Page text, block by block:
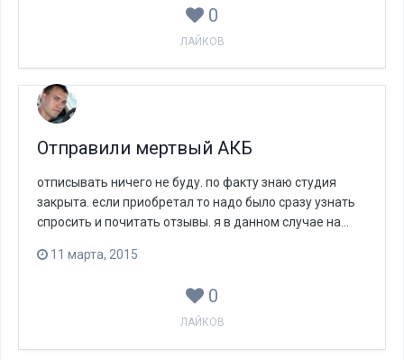
0
ЛАЙКОВ
Отправили мертвый АКБ
отписывать ничего не буду. по факту знаю студия
закрыта. если приобретал то надо было сразу узнать
спросить и почитать отзывы. я в данном случае на...
11 марта, 2015
0
ЛАЙКОВ